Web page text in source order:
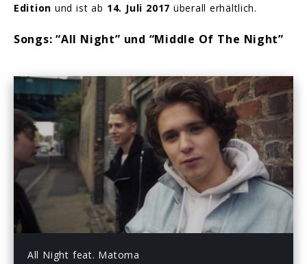
Edition und ist ab 14. Juli 2017 überall erhältlich.
Songs: “All Night” und “Middle Of The Night”
Play
-03:30
Mute
Enter
Play
All Night feat. Matoma